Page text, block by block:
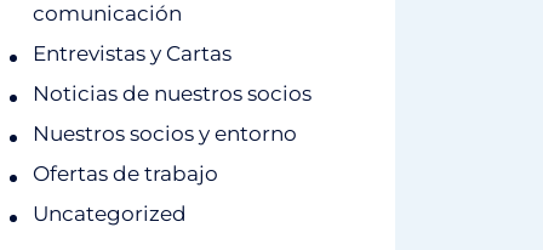
comunicación
Entrevistas y Cartas
Noticias de nuestros socios
Nuestros socios y entorno
Ofertas de trabajo
Uncategorized